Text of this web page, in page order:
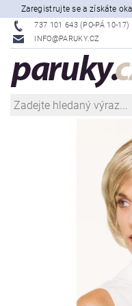
Zaregistrujte se a získáte
737 101 643 (PO-PÁ 10-17)
INFO@PARUKY.CZ